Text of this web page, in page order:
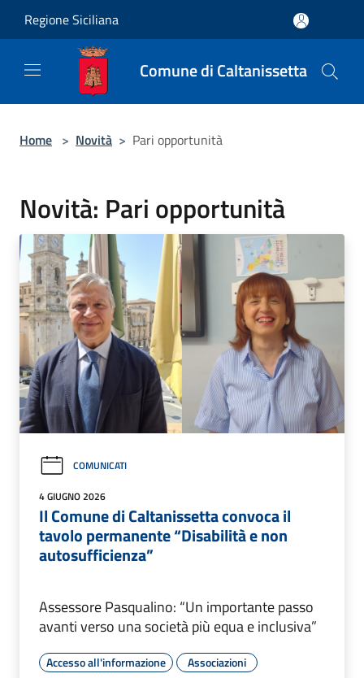
Regione Siciliana
Comune di Caltanissetta
Home > Novità > Pari opportunità
Novità: Pari opportunità
COMUNICATI
4 GIUGNO 2026
Il Comune di Caltanissetta convoca il
tavolo permanente “Disabilità e non
autosufficienza”
Assessore Pasqualino: “Un importante passo
avanti verso una società più equa e inclusiva”
Accesso all'informazione
Associazioni